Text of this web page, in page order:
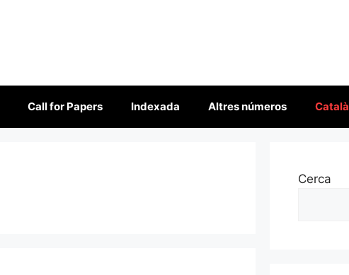
Call for Papers Indexada Altres números Català
Cerca